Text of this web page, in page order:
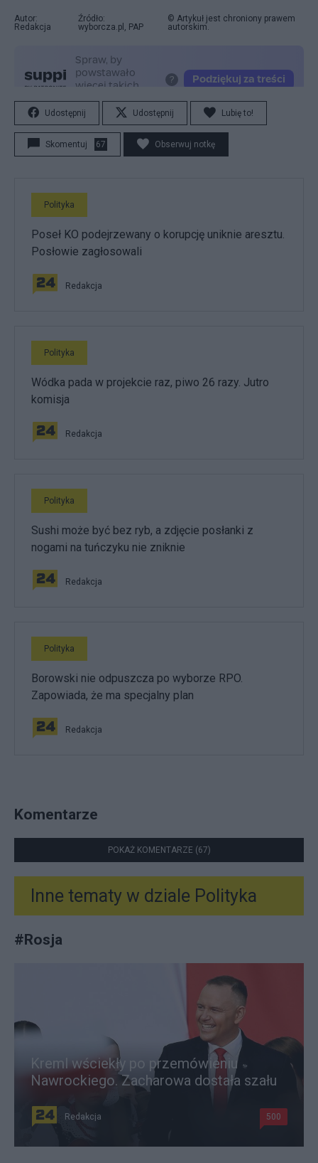
Autor:
Redakcja
Źródło:
wyborcza.pl, PAP
© Artykuł jest chroniony prawem
autorskim.
Udostępnij Udostępnij Lubię to!
Skomentuj 67 Obserwuj notkę
Polityka
Poseł KO podejrzewany o korupcję uniknie aresztu.
Posłowie zagłosowali
Redakcja
Polityka
Wódka pada w projekcie raz, piwo 26 razy. Jutro
komisja
Redakcja
Polityka
Sushi może być bez ryb, a zdjęcie posłanki z
nogami na tuńczyku nie zniknie
Redakcja
Polityka
Borowski nie odpuszcza po wyborze RPO.
Zapowiada, że ma specjalny plan
Redakcja
Komentarze
POKAŻ KOMENTARZE (67)
Inne tematy w dziale Polityka
#Rosja
Kreml wściekły po przemówieniu
Nawrockiego. Zacharowa dostała szału
Redakcja 500